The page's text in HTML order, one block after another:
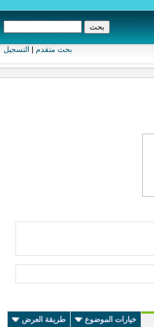
بحث متقدم | التسجيل
خيارات الموضوع طريقة العرض